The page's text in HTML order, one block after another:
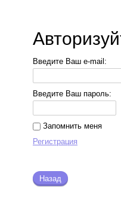
Введите Ваш e-mail:
Введите Ваш пароль:
Запомнить меня
Регистрация
Назад